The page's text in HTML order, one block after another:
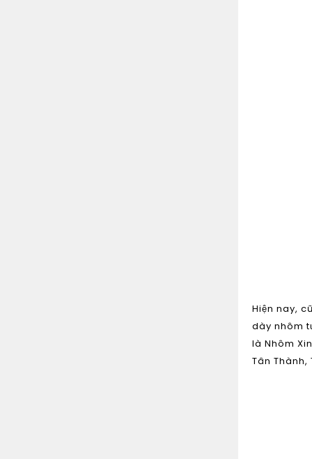
Hiện nay,
dày nhôm
là Nhôm
Tân Thành,